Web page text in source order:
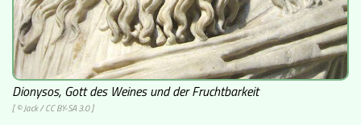
Dionysos, Gott des Weines und der Fruchtbarkeit
[ ©Jack/CC BY-SA 3.0]